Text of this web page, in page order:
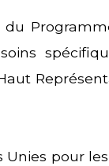
Unies pour